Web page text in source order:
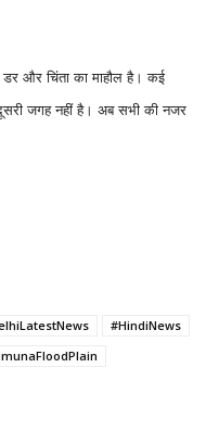
डर और चिंता का माहौल है। कई
जगह नहीं है। अब सभी की नजर
#HindiNews